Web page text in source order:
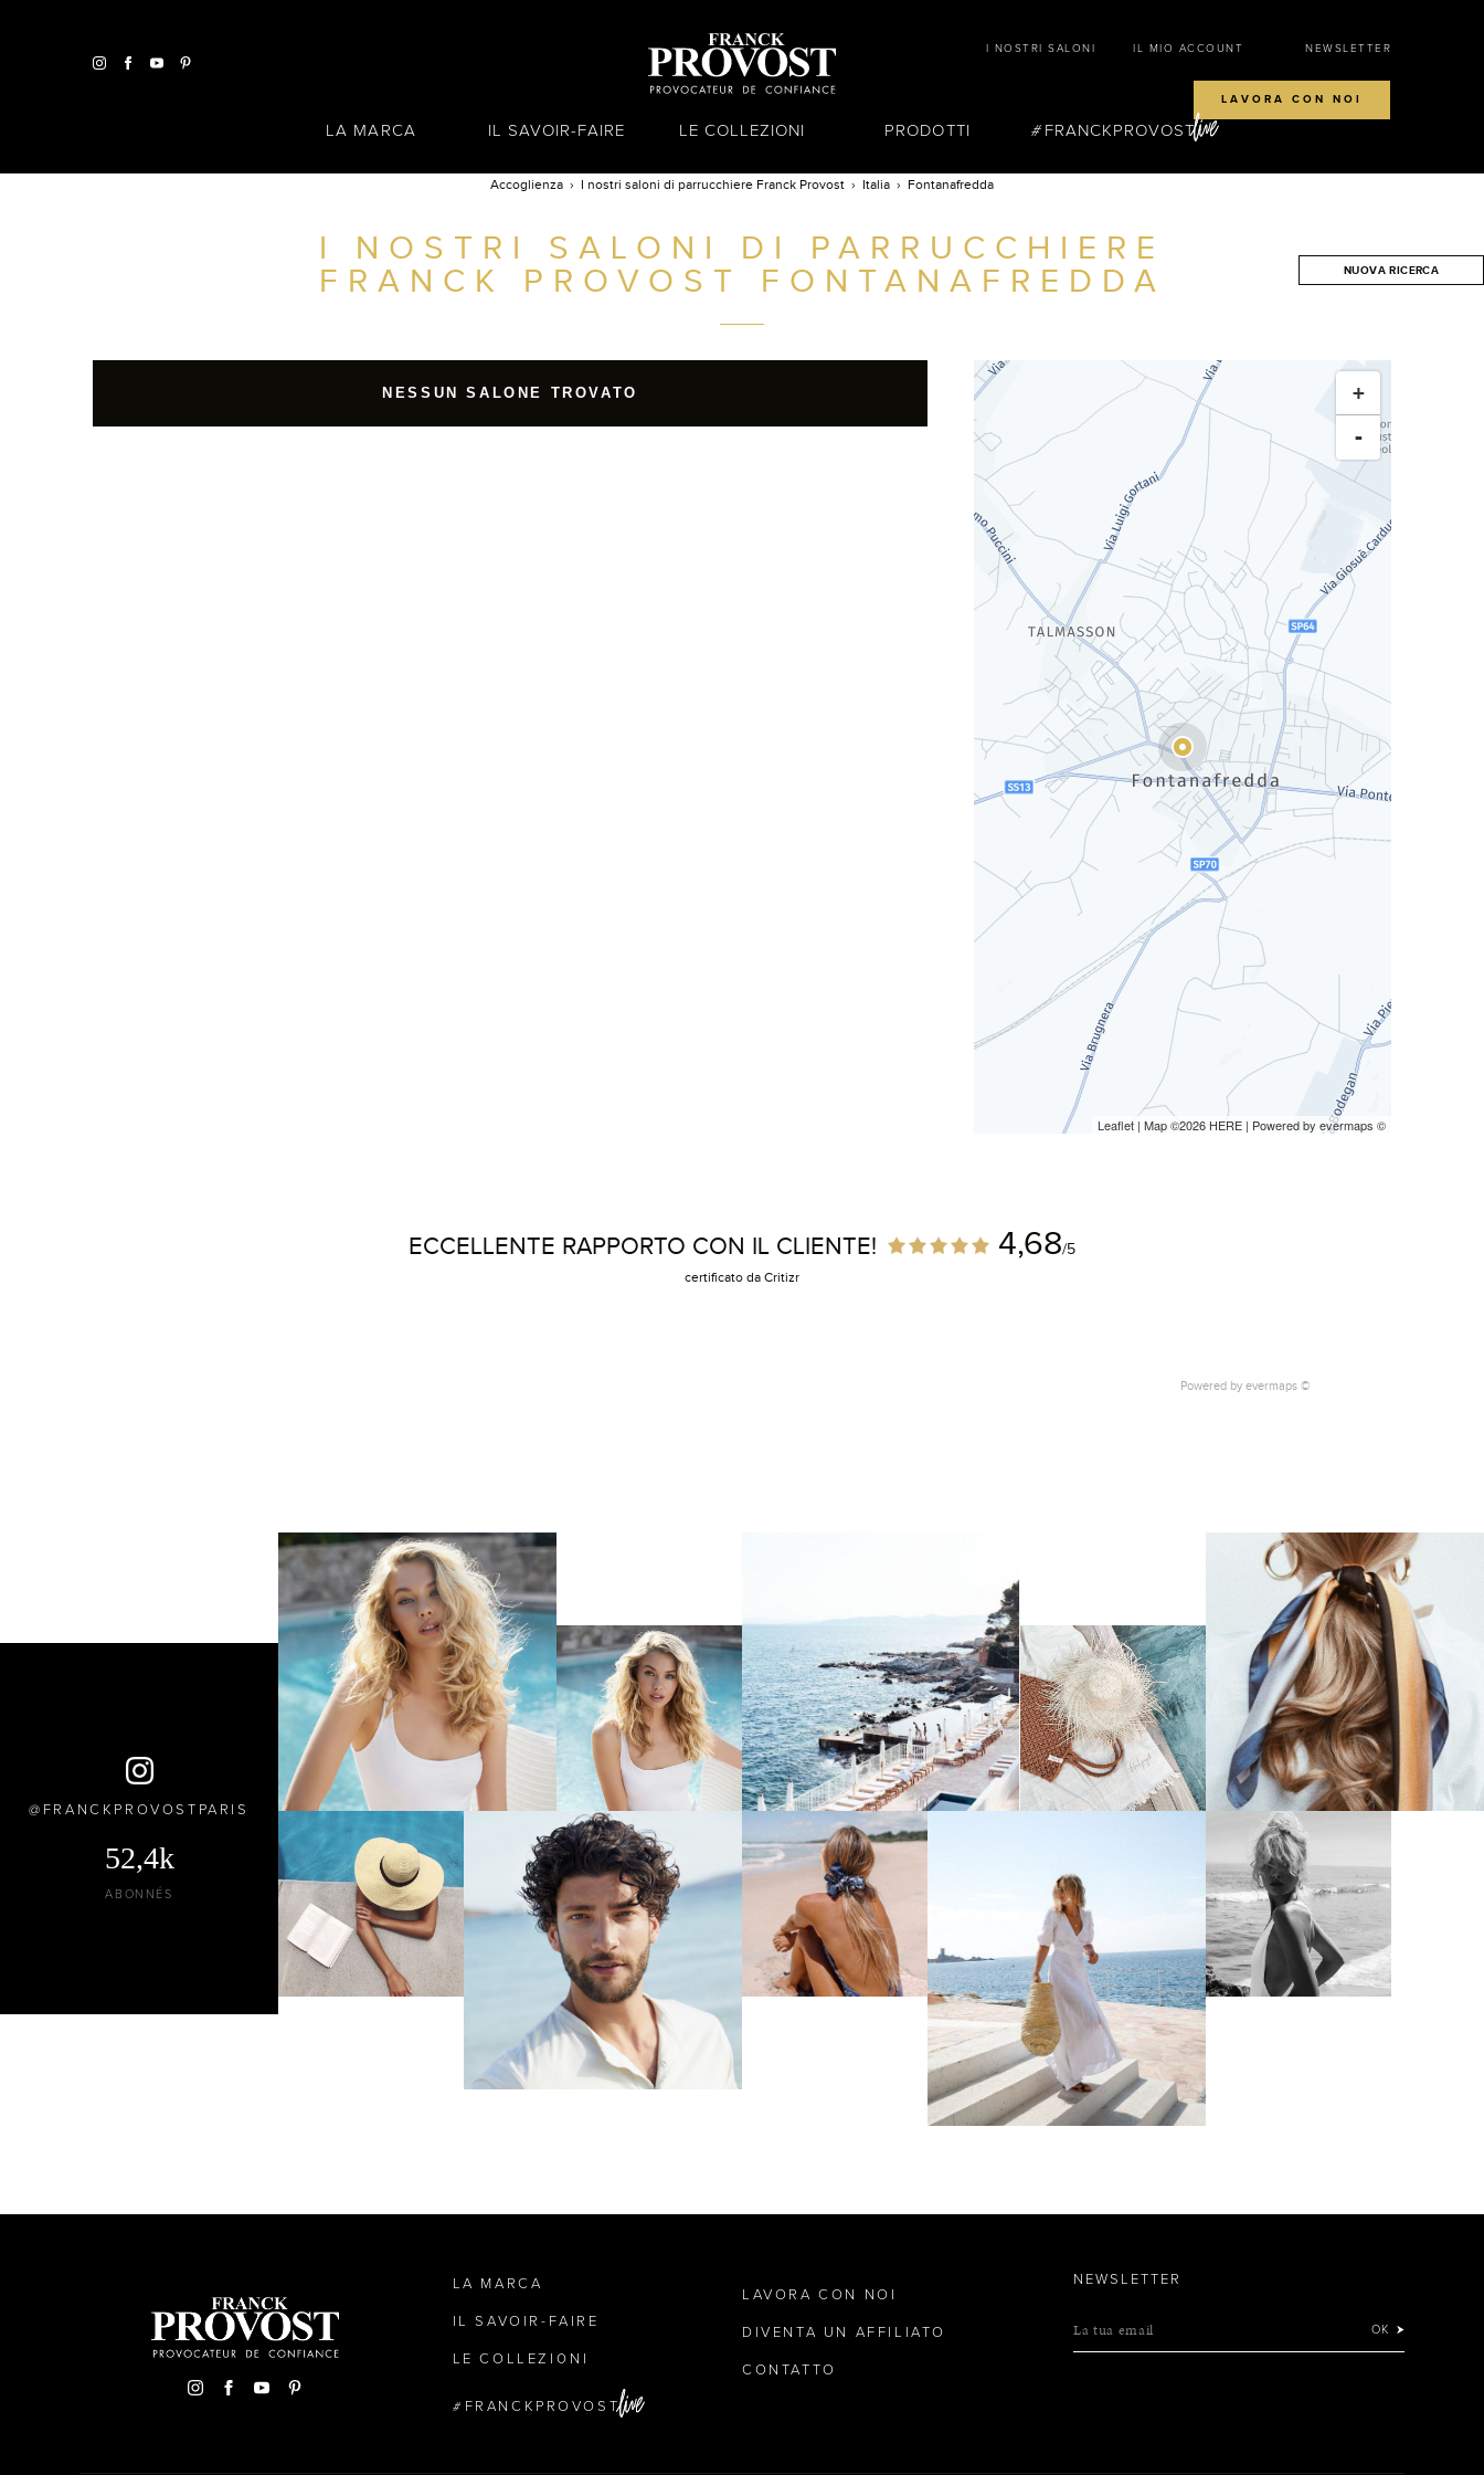
Accoglienza I nostri saloni di parrucchiere Franck Provost Italia Fontanafredda
I NOSTRI SALONI DI PARRUCCHIERE
FRANCK PROVOST
FONTANAFREDDA NUOVA RICERCA
+
-
Leaflet | Map ©2026HERE | Powered by evermaps ©
NESSUN SALONE TROVATO
ECCELLENTE RAPPORTO CON IL CLIENTE! 4,68/5
certificato da Critizr
Powered by evermaps ©
I NOSTRI SALONI IL MIO ACCOUNT NEWSLETTER
LAVORA CON NOI
LA MARCA IL SAVOIR-FAIRE LE COLLEZIONI PRODOTTI FRANCKPROVOST
FRANCKPROVOSTPARIS
52,4k
ABONNÉS
LA MARCA
IL SAVOIR-FAIRE
LE COLLEZIONI
FRANCKPROVOST
LAVORA CON NOI
DIVENTA UN AFFILIATO
CONTATTO
NEWSLETTER
La tua email OK